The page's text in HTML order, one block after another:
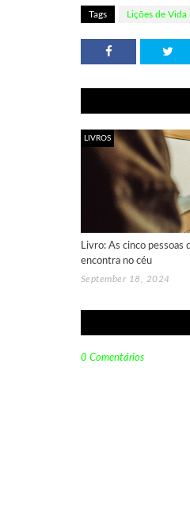
Tags Lições de Vida
LIVROS
Livro: As cinco pessoas
encontra no céu
September 18, 2024
0 Comentários